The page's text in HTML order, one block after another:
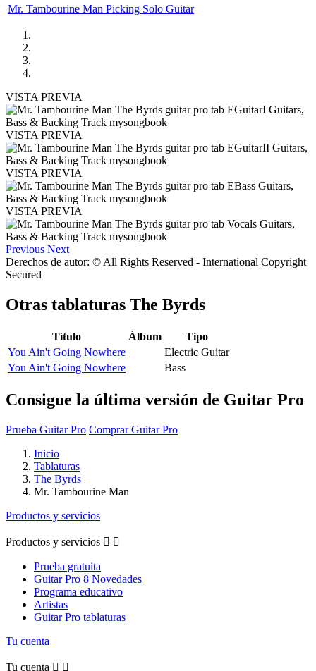
Mr. Tambourine Man Picking Solo Guitar
VISTA PREVIA
VISTA PREVIA
VISTA PREVIA
VISTA PREVIA
Previous Next
Derechos de autor: © All Rights Reserved - International Copyright
Secured
Otras tablaturas The Byrds
Título Álbum
Tipo
You Ain't Going Nowhere
Electric Guitar
You Ain't Going Nowhere
Bass
Consigue la última versión de Guitar Pro
Prueba Guitar Pro Comprar Guitar Pro
Inicio
Tablaturas
The Byrds
Mr. Tambourine Man
Productos y servicios
Productos y servicios  
Prueba gratuita
Guitar Pro 8 Novedades
Programa educativo
Artistas
Guitar Pro tablaturas
Tu cuenta
Tu cuenta  